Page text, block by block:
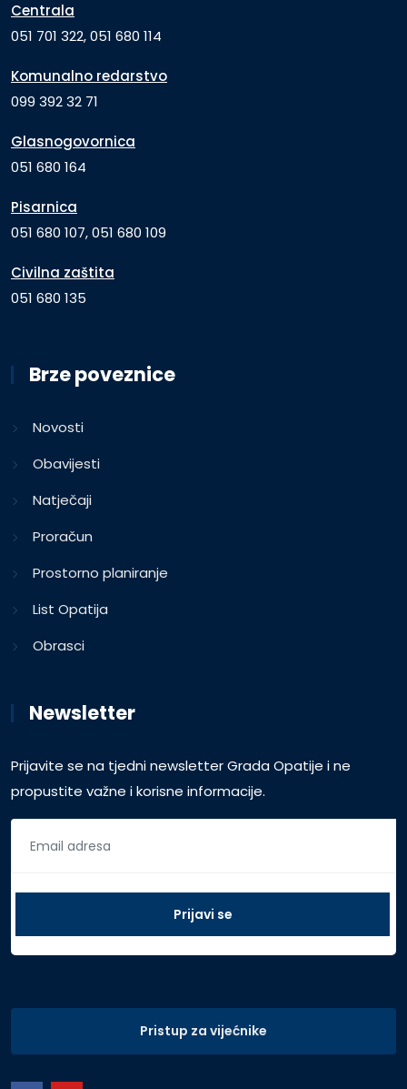
Centrala
051 701 322, 051 680 114
Komunalno redarstvo
099 392 32 71
Glasnogovornica
051 680 164
Pisarnica
051 680 107, 051 680 109
Civilna zaštita
051 680 135
Brze poveznice
Novosti
Obavijesti
Natječaji
Proračun
Prostorno planiranje
List Opatija
Obrasci
Newsletter
Prijavite se na tjedni newsletter Grada Opatije i ne
propustite važne i korisne informacije.
Pristup za vijećnike